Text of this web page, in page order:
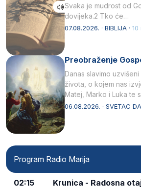
Svaka je mudrost od
dovijeka.2 Tko će…
07.08.2026. · BIBLIJA · 10
Preobraženje
Danas slavimo
života, o kojem nas
Matej, Marko i Luka te
drugoj…
06.08.2026. · SVETAC
Program Radio Marija
02:15 Krunica - Radosna